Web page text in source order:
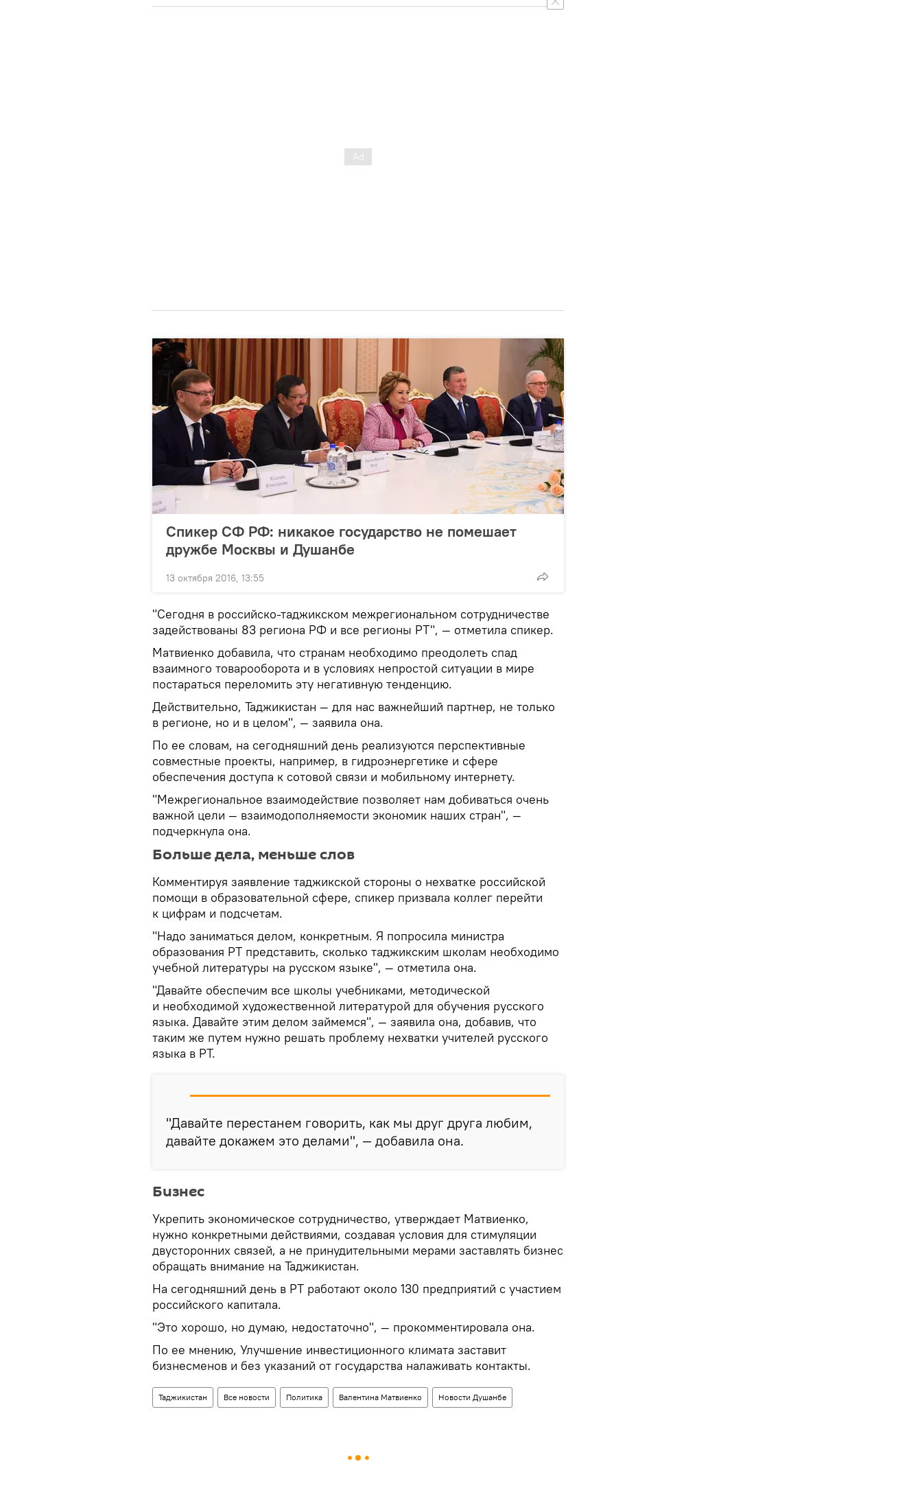
Спикер СФ РФ: никакое государство не помешает
дружбе Москвы и Душанбе
13 октября 2016, 13:55
"Сегодня в российско-таджикском межрегиональном сотрудничестве
задействованы 83 региона РФ и все регионы РТ", — отметила спикер.
Матвиенко добавила, что странам необходимо преодолеть спад
взаимного товарооборота и в условиях непростой ситуации в мире
постараться переломить эту негативную тенденцию.
Действительно, Таджикистан — для нас важнейший партнер, не только
в регионе, но и в целом", — заявила она.
По ее словам, на сегодняшний день реализуются перспективные
совместные проекты, например, в гидроэнергетике и сфере
обеспечения доступа к сотовой связи и мобильному интернету.
"Межрегиональное взаимодействие позволяет нам добиваться очень
важной цели — взаимодополняемости экономик наших стран", —
подчеркнула она.
Больше дела, меньше слов
Комментируя заявление таджикской стороны о нехватке российской
помощи в образовательной сфере, спикер призвала коллег перейти
к цифрам и подсчетам.
"Надо заниматься делом, конкретным. Я попросила министра
образования РТ представить, сколько таджикским школам необходимо
учебной литературы на русском языке", — отметила она.
"Давайте обеспечим все школы учебниками, методической
и необходимой художественной литературой для обучения русского
языка. Давайте этим делом займемся", — заявила она, добавив, что
таким же путем нужно решать проблему нехватки учителей русского
языка в РТ.
"Давайте перестанем говорить, как мы друг друга любим,
давайте докажем это делами", — добавила она.
Бизнес
Укрепить экономическое сотрудничество, утверждает Матвиенко,
нужно конкретными действиями, создавая условия для стимуляции
двусторонних связей, а не принудительными мерами заставлять бизнес
обращать внимание на Таджикистан.
На сегодняшний день в РТ работают около 130 предприятий с участием
российского капитала.
"Это хорошо, но думаю, недостаточно", — прокомментировала она.
По ее мнению, Улучшение инвестиционного климата заставит
бизнесменов и без указаний от государства налаживать контакты.
Таджикистан Все новости Политика Валентина Матвиенко Новости Душанбе